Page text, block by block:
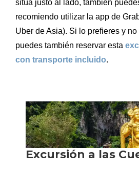
sitúa justo al lado, también
recomiendo utilizar la app de
Uber de Asia). Si lo prefieres y
puedes también reservar esta
con transporte incluido.